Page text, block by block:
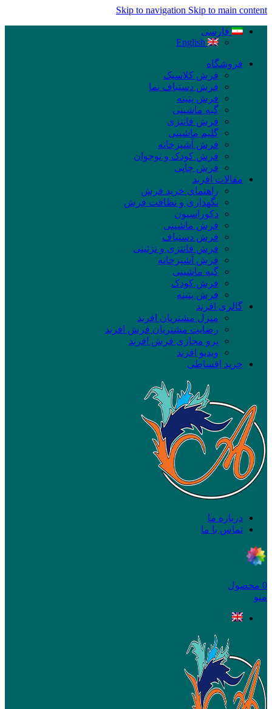
Skip to navigation Skip to main content
فارسی
English
فروشگاه
فرش کلاسیک
فرش دستباف نما
فرش پتینه
گبه ماشینی
فرش فانتزی
گلیم ماشینی
فرش آشپزخانه
فرش کودک و نوجوان
فرش چاپی
مقالات افرند
راهنمای خرید فرش
نگهداری و نظافت فرش
دکوراسیون
فرش ماشینی
فرش دستباف
فرش فانتزی و تزئینی
فرش آشپزخانه
گبه ماشینی
فرش کودک
فرش پتینه
گالری افرند
منزل مشتریان افرند
رضایت مشتریان فرش افرند
پرو مجازی فرش افرند
ویدیو افرند
خرید اقساطی
درباره ما
تماس با ما
0 محصول
منو